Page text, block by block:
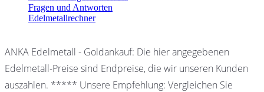
Fragen und Antworten
Edelmetallrechner
ANKA Edelmetall - Goldankauf: Die hier angegebenen
Edelmetall-Preise sind Endpreise, die wir unseren Kunden
auszahlen. ***** Unsere Empfehlung: Vergleichen Sie